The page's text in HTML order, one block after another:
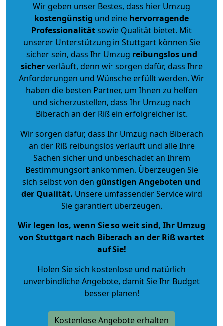
Wir geben unser Bestes, dass hier Umzug
kostengünstig und eine hervorragende
Professionalitätsowie Qualität bietet. Mit
unserer Unterstützung in Stuttgart können Sie
sicher sein, dass Ihr Umzug reibungslos und
sicherverläuft, denn wir sorgen dafür, dass Ihre
Anforderungen und Wünsche erfüllt werden. Wir
haben die besten Partner, um Ihnen zu helfen
und sicherzustellen, dass Ihr Umzug nach
Biberach an der Riß ein erfolgreicher ist.
Wir sorgen dafür, dass Ihr Umzug nach Biberach
an der Riß reibungslos verläuft und alle Ihre
Sachen sicher und unbeschadet an Ihrem
Bestimmungsort ankommen. Überzeugen Sie
sich selbst von den günstigen Angeboten und
der Qualität. Unsere umfassender Service wird
Sie garantiert überzeugen.
Wir legen los, wenn Sie so weit sind, Ihr Umzug
von Stuttgart nach Biberach an der Riß wartet
auf Sie!
Holen Sie sich kostenlose und natürlich
unverbindliche Angebote, damit Sie Ihr Budget
besser planen!
Kostenlose Angebote erhalten